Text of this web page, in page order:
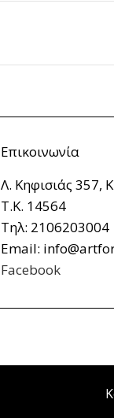
Επικοινωνία
Λ. Κηφισιάς 357,
Τ.Κ. 14564
Τηλ: 2106203004
Email:
Facebook